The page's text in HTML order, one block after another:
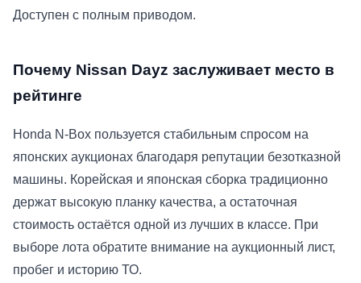
Доступен с полным приводом.
Почему Nissan Dayz заслуживает место в
рейтинге
Honda N-Box пользуется стабильным спросом на
японских аукционах благодаря репутации безотказной
машины. Корейская и японская сборка традиционно
держат высокую планку качества, а остаточная
стоимость остаётся одной из лучших в классе. При
выборе лота обратите внимание на аукционный лист,
пробег и историю ТО.